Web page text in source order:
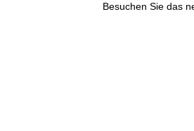
Besuchen Sie das